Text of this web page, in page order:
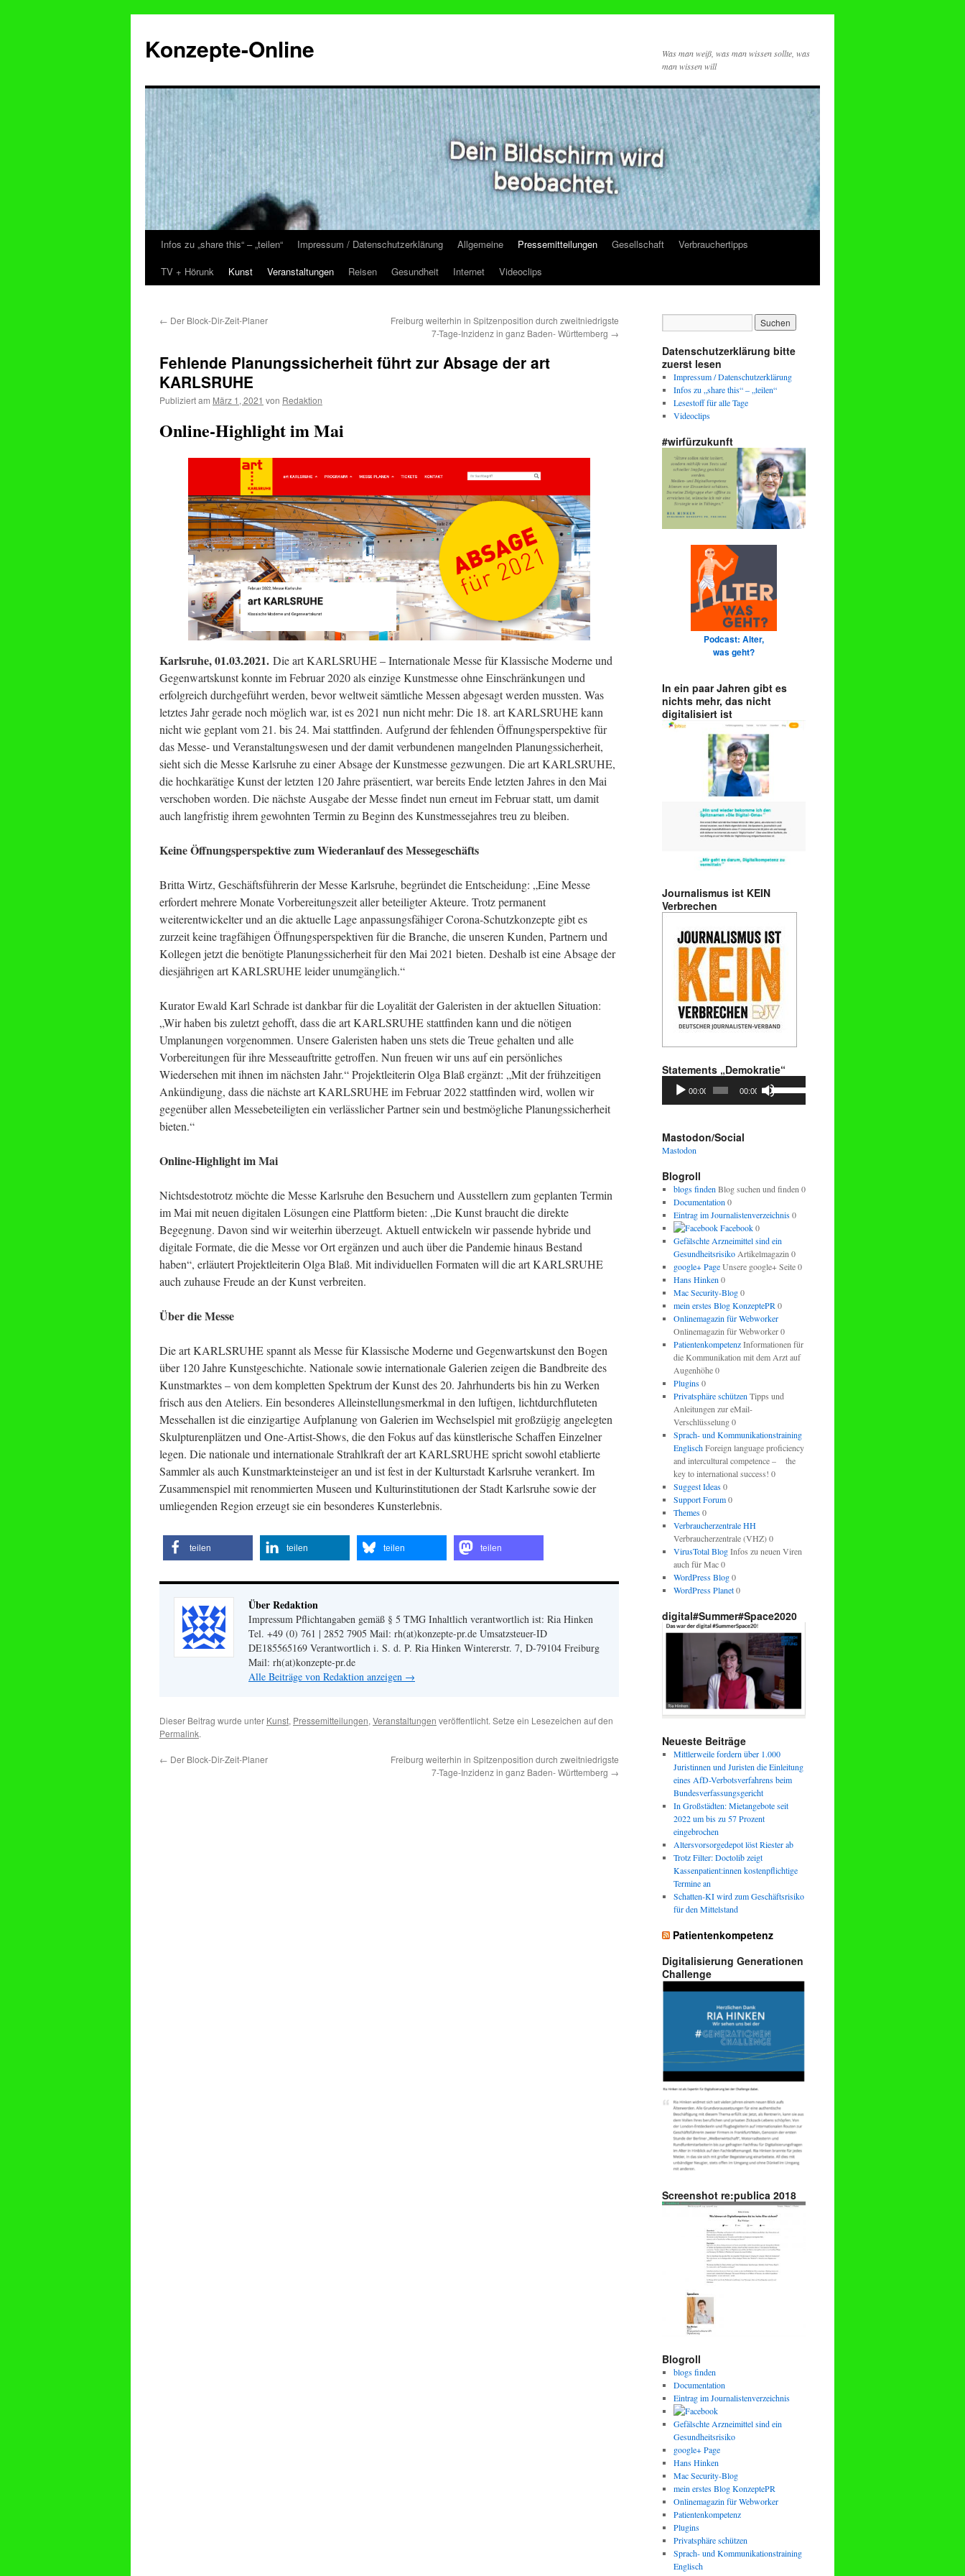
Konzepte-Online
Was man weiß, was man wissen sollte, was
man wissen will
Zum
Inhalt
Infos zu „share this“ – „teilen“ Impressum / Datenschutzerklärung Allgemeine Pressemitteilungen Gesellschaft
Verbrauchertipps
TV + Hörunk
Kunst Veranstaltungen Reisen Gesundheit Internet Videoclips
← Der Block-Dir-Zeit-Planer
Freiburg weiterhin in Spitzenposition durch zweitniedrigste
7-Tage-Inzidenz in ganz Baden- Württemberg →
Fehlende Planungssicherheit führt zur Absage der art
KARLSRUHE
Publiziert am März 1, 2021 von Redaktion
Online-Highlight im Mai
Karlsruhe, 01.03.2021. Die art KARLSRUHE – Internationale Messe für Klassische Moderne und
Gegenwartskunst konnte im Februar 2020 als einzige Kunstmesse ohne Einschränkungen und
erfolgreich durchgeführt werden, bevor weltweit sämtliche Messen abgesagt werden mussten. Was
letztes Jahr gerade noch möglich war, ist es 2021 nun nicht mehr: Die 18. art KARLSRUHE kann
nicht wie geplant vom 21. bis 24. Mai stattfinden. Aufgrund der fehlenden Öffnungsperspektive für
das Messe- und Veranstaltungswesen und der damit verbundenen mangelnden Planungssicherheit,
sieht sich die Messe Karlsruhe zu einer Absage der Kunstmesse gezwungen. Die art KARLSRUHE,
die hochkarätige Kunst der letzten 120 Jahre präsentiert, war bereits Ende letzten Jahres in den Mai
verschoben worden. Die nächste Ausgabe der Messe findet nun erneut im Februar statt, um damit
auch langfristig ihrem gewohnten Termin zu Beginn des Kunstmessejahres treu zu bleiben.
Keine Öffnungsperspektive zum Wiederanlauf des Messegeschäfts
Britta Wirtz, Geschäftsführerin der Messe Karlsruhe, begründet die Entscheidung: „Eine Messe
erfordert mehrere Monate Vorbereitungszeit aller beteiligter Akteure. Trotz permanent
weiterentwickelter und an die aktuelle Lage anpassungsfähiger Corona-Schutzkonzepte gibt es
zurzeit keine tragfähigen Öffnungsperspektiven für die Branche, die unseren Kunden, Partnern und
Kollegen jetzt die benötigte Planungssicherheit für den Mai 2021 bieten. Deshalb ist eine Absage der
diesjährigen art KARLSRUHE leider unumgänglich.“
Kurator Ewald Karl Schrade ist dankbar für die Loyalität der Galeristen in der aktuellen Situation:
„Wir haben bis zuletzt gehofft, dass die art KARLSRUHE stattfinden kann und die nötigen
Umplanungen vorgenommen. Unsere Galeristen haben uns stets die Treue gehalten und alle
Vorbereitungen für ihre Messeauftritte getroffen. Nun freuen wir uns auf ein persönliches
Wiedersehen mit ihnen im nächsten Jahr.“ Projektleiterin Olga Blaß ergänzt: „Mit der frühzeitigen
Ankündigung, dass die nächste art KARLSRUHE im Februar 2022 stattfinden wird, wollen wir
gegenüber allen Messebeteiligten ein verlässlicher Partner sein und bestmögliche Planungssicherheit
bieten.“
Online-Highlight im Mai
Nichtsdestotrotz möchte die Messe Karlsruhe den Besuchern und Ausstellern zum geplanten Termin
im Mai mit neuen digitalen Lösungen eine Plattform bieten: „Die Kunst braucht die direkte
Begegnung. Davon sind wir weiterhin überzeugt. Aktuell entwickeln wir passende hybride und
digitale Formate, die die Messe vor Ort ergänzen und auch über die Pandemie hinaus Bestand
haben“, erläutert Projektleiterin Olga Blaß. Mit individuellen Formaten will die art KARLSRUHE
auch zuhause Freude an der Kunst verbreiten.
Über die Messe
Die art KARLSRUHE spannt als Messe für Klassische Moderne und Gegenwartskunst den Bogen
über 120 Jahre Kunstgeschichte. Nationale sowie internationale Galerien zeigen die Bandbreite des
Kunstmarktes – von dem kompletten Spektrum der Kunst des 20. Jahrhunderts bis hin zu Werken
frisch aus den Ateliers. Ein besonderes Alleinstellungsmerkmal in den luftigen, lichtdurchfluteten
Messehallen ist die einzigartige Aufplanung von Galerien im Wechselspiel mit großzügig angelegten
Skulpturenplätzen und One-Artist-Shows, die den Fokus auf das künstlerische Schaffen Einzelner
legen. Die nationale und internationale Strahlkraft der art KARLSRUHE spricht sowohl etablierte
Sammler als auch Kunstmarkteinsteiger an und ist fest in der Kulturstadt Karlsruhe verankert. Im
Zusammenspiel mit renommierten Museen und Kulturinstitutionen der Stadt Karlsruhe sowie der
umliegenden Region erzeugt sie ein besonderes Kunsterlebnis.
teilen teilen teilen teilen
Über Redaktion
Impressum Pflichtangaben gemäß § 5 TMG Inhaltlich verantwortlich ist: Ria Hinken
Tel. +49 (0) 761 | 2852 7905 Mail: rh(at)konzepte-pr.de Umsatzsteuer-ID
DE185565169 Verantwortlich i. S. d. P. Ria Hinken Wintererstr. 7, D-79104 Freiburg
Mail: rh(at)konzepte-pr.de
Alle Beiträge von Redaktion anzeigen →
Dieser Beitrag wurde unter Kunst, Pressemitteilungen, Veranstaltungen veröffentlicht. Setze ein Lesezeichen auf den
Permalink.
← Der Block-Dir-Zeit-Planer
Freiburg weiterhin in Spitzenposition durch zweitniedrigste
7-Tage-Inzidenz in ganz Baden- Württemberg →
Datenschutzerklärung bitte
zuerst lesen
Impressum / Datenschutzerklärung
Infos zu „share this“ – „teilen“
Lesestoff für alle Tage
Videoclips
#wirfürzukunft
Podcast: Alter,
was geht?
In ein paar Jahren gibt es
nichts mehr, das nicht
digitalisiert ist
Journalismus ist KEIN
Verbrechen
Statements „Demokratie“
Audio-
Player
00:00 00:00
Hoch/Runter
benutzen,
Mastodon/Social
Mastodon
Blogroll
blogs finden Blog suchen und finden 0
Documentation 0
Eintrag im Journalistenverzeichnis0
Facebook0
Gefälschte Arzneimittel sind ein
GesundheitsrisikoArtikelmagazin 0
google+ PageUnsere google+ Seite 0
Hans Hinken 0
Mac Security-Blog0
mein erstes Blog KonzeptePR 0
Onlinemagazin für Webworker
Onlinemagazin für Webworker 0
PatientenkompetenzInformationen für
die Kommunikation mit dem Arzt auf
Augenhöhe 0
Plugins0
Privatsphäre schützen Tipps und
Anleitungen zur eMail-
Verschlüsselung 0
Sprach- und Kommunikationstraining
EnglischForeign language proficiency
and intercultural competence – the
key to international success! 0
Suggest Ideas0
Support Forum0
Themes0
Verbraucherzentrale HH
Verbraucherzentrale (VHZ) 0
VirusTotal BlogInfos zu neuen Viren
auch für Mac 0
WordPress Blog0
WordPress Planet0
digital#Summer#Space2020
Neueste Beiträge
Mittlerweile fordern über 1.000
Juristinnen und Juristen die Einleitung
eines AfD-Verbotsverfahrens beim
Bundesverfassungsgericht
In Großstädten: Mietangebote seit
2022 um bis zu 57 Prozent
eingebrochen
Altersvorsorgedepot löst Riester ab
Trotz Filter: Doctolib zeigt
Kassenpatient:innen kostenpflichtige
Termine an
Schatten-KI wird zum Geschäftsrisiko
für den Mittelstand
Patientenkompetenz
Digitalisierung Generationen
Challenge
Screenshot re:publica 2018
Blogroll
blogs finden
Documentation
Eintrag im Journalistenverzeichnis
Gefälschte Arzneimittel sind ein
Gesundheitsrisiko
google+ Page
Hans Hinken
Mac Security-Blog
mein erstes Blog KonzeptePR
Onlinemagazin für Webworker
Patientenkompetenz
Plugins
Privatsphäre schützen
Sprach- und Kommunikationstraining
Englisch